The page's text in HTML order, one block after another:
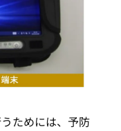
ためには、予防